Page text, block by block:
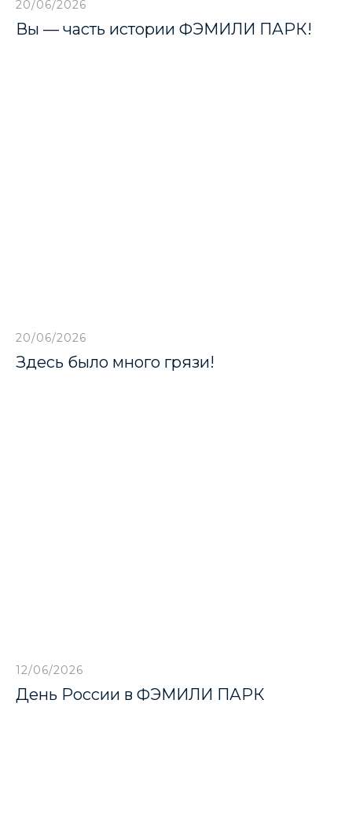
20/06/2026
Вы — часть истории ФЭМИЛИ ПАРК!
20/06/2026
Здесь было много грязи!
12/06/2026
День России в ФЭМИЛИ ПАРК